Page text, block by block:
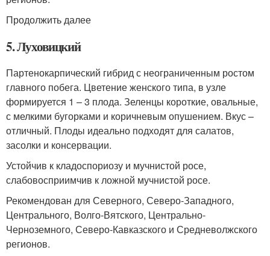
Продолжить далее
5. Луховицкий
Партенокарпический гибрид с неограниченным ростом
главного побега. Цветение женского типа, в узле
формируется 1 – 3 плода. Зеленцы короткие, овальные,
с мелкими бугорками и коричневым опушением. Вкус –
отличный. Плоды идеально подходят для салатов,
засолки и консервации.
Устойчив к кладоспориозу и мучнистой росе,
слабовосприимчив к ложной мучнистой росе.
Рекомендован для Северного, Северо-Западного,
Центрального, Волго-Вятского, Центрально-
Черноземного, Северо-Кавказского и Средневолжского
регионов.